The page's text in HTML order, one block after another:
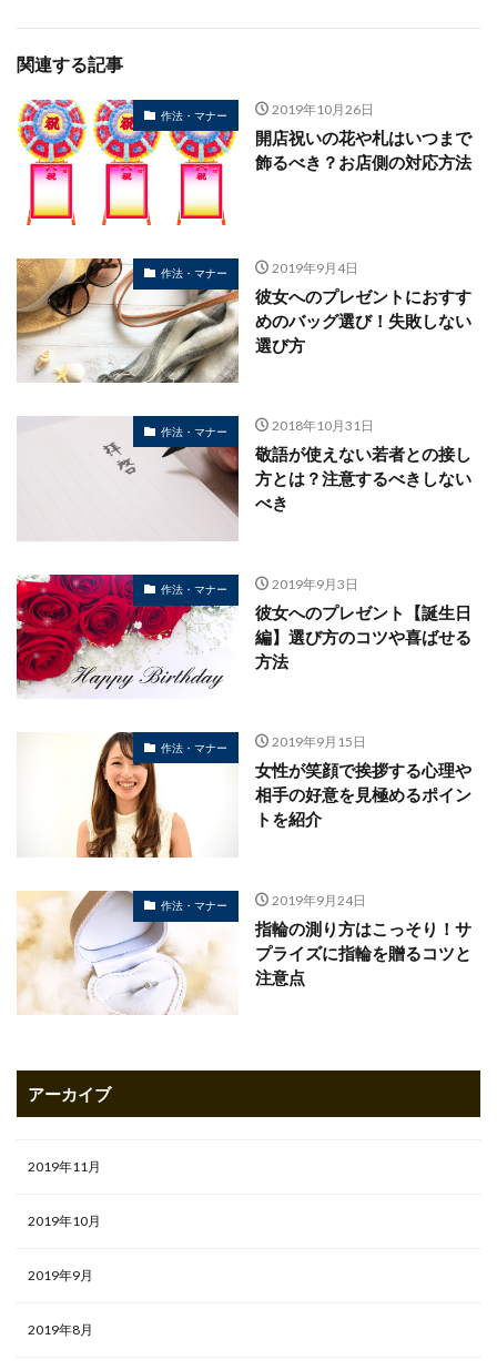
関連する記事
作法・マナー 2019年10月26日
開店祝いの花や札はいつまで
飾るべき？お店側の対応方法
作法・マナー 2019年9月4日
彼女へのプレゼントにおすす
めのバッグ選び！失敗しない
選び方
作法・マナー 2018年10月31日
敬語が使えない若者との接し
方とは？注意するべきしない
べき
作法・マナー 2019年9月3日
彼女へのプレゼント【誕生日
編】選び方のコツや喜ばせる
方法
作法・マナー 2019年9月15日
女性が笑顔で挨拶する心理や
相手の好意を見極めるポイン
トを紹介
作法・マナー 2019年9月24日
指輪の測り方はこっそり！サ
プライズに指輪を贈るコツと
注意点
アーカイブ
2019年11月
2019年10月
2019年9月
2019年8月